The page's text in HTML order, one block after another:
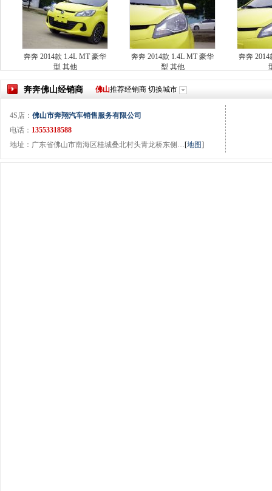
奔奔 2014款 1.4L MT 豪华
型 其他
奔奔 2014款 1.4L MT 豪华
型 其他
奔奔
奔奔佛山经销商 佛山推荐经销商 切换城市
4S店： 佛山市奔翔汽车销售服务有限公司
电话： 13553318588
地址：广东省佛山市南海区桂城叠北村头青龙桥东侧…[地图]